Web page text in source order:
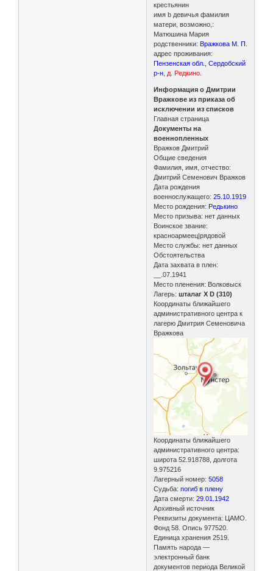
крестьянин
имя b девичья фамилия
матери, возможно,:
Матюшина Мария
родственники: Вражкова М. П
адрес проживания:
Пензенская обл., Сердобский
р-н д. Редкино.
Информация о Дмитрии
Вражкове из приказа об
исключении из списков
Главная страница
Документы на
военнопленных
Вражков Дмитрий
Общие сведения
Фамилия, имя, отчество:
Дмитрий Семенович Вражков
Дата рождения
военнослужащего:25.10.1919
Место рождения: Редькино
Место призыва: нет данных
Воинское звание:
красноармеец|рядовой
Место службы: нет данных
Обстоятельства
Дата захвата в плен:
__.07.1941
Место пленения: Волковыск
Лагерь:шталаг X D (310)
Координаты ближайшего
административного центра к
лагерю Дмитрия Семеновича
Вражкова
Координаты ближайшего
административного центра:
широта 52.918788, долгота
9.975216
Лагерный номер:5058
Судьба: погиб в плену
Дата смерти: 29.01.1942
Архивный источник
Реквизиты документа: ЦАМО.
Фонд 58. Опись 977520.
Единица хранения 2519.
Память народа —
электронный банк
документов периода Великой